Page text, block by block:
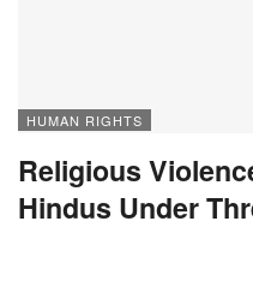
HUMAN RIGHTS
Religious
Hindus Under